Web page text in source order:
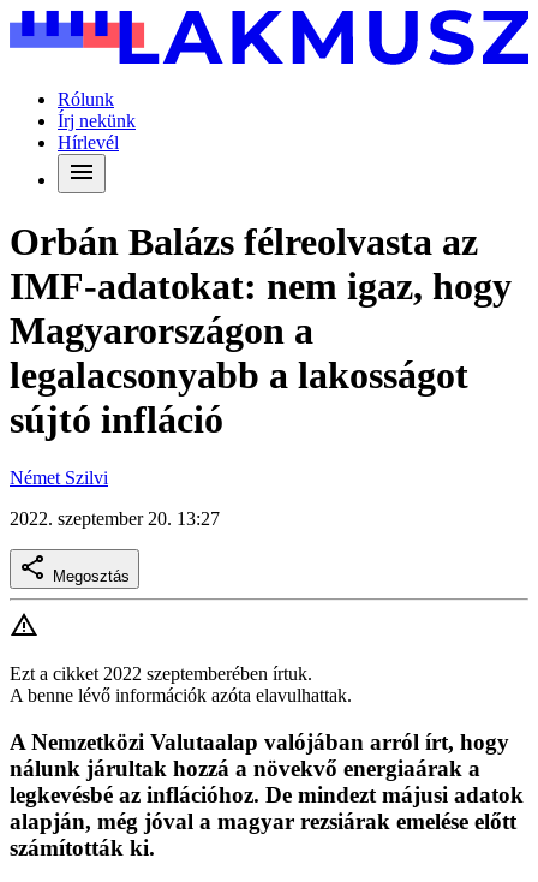
Rólunk
Írj nekünk
Hírlevél
Orbán Balázs félreolvasta az
IMF-adatokat: nem igaz, hogy
Magyarországon a
legalacsonyabb a lakosságot
sújtó infláció
Német Szilvi
2022. szeptember 20. 13:27
Megosztás
Ezt a cikket 2022 szeptemberében írtuk.
A benne lévő információk azóta elavulhattak.
A Nemzetközi Valutaalap valójában arról írt, hogy
nálunk járultak hozzá a növekvő energiaárak a
legkevésbé az inflációhoz. De mindezt májusi adatok
alapján, még jóval a magyar rezsiárak emelése előtt
számították ki.